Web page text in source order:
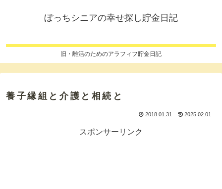
ぼっちシニアの幸せ探し貯金日記
旧・離活のためのアラフィフ貯金日記
養子縁組と介護と相続と
2018.01.31 2025.02.01
スポンサーリンク